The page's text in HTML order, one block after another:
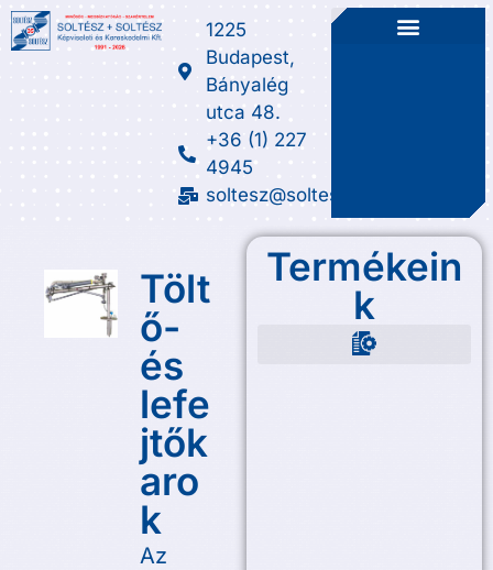
1225
Budapest,
Bányalég
utca 48.
+36 (1) 227
4945
soltesz@soltesz.hu
Tölt
ő-
és
lefe
jtők
aro
k
Az
Termékein
k